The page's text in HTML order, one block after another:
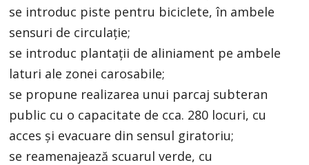
se introduc piste pentru biciclete, în ambele
sensuri de circulație;
se introduc plantații de aliniament pe ambele
laturi ale zonei carosabile;
se propune realizarea unui parcaj subteran
public cu o capacitate de cca. 280 locuri, cu
acces și evacuare din sensul giratoriu;
se reamenajează scuarul verde, cu